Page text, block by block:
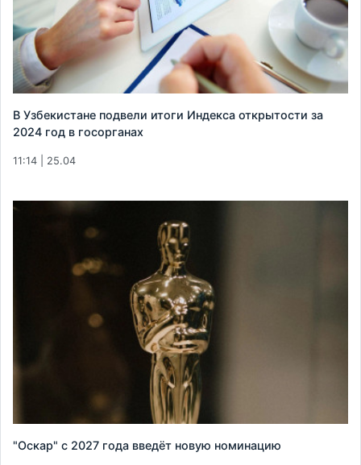
В Узбекистане подвели итоги Индекса открытости за
2024 год в госорганах
11:14 | 25.04
"Оскар" с 2027 года введёт новую номинацию